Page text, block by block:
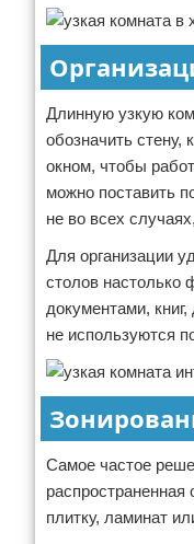
Длинную узкую
обозначить стену,
окном, чтобы
можно поставить
не во всех
Для организации
столов настолько
документами,
не используются
Самое частое
плитку, ламинат